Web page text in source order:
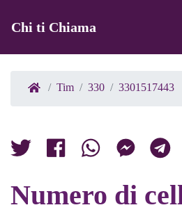
Chi ti Chiama
Tim 330 3301517443
Numero di